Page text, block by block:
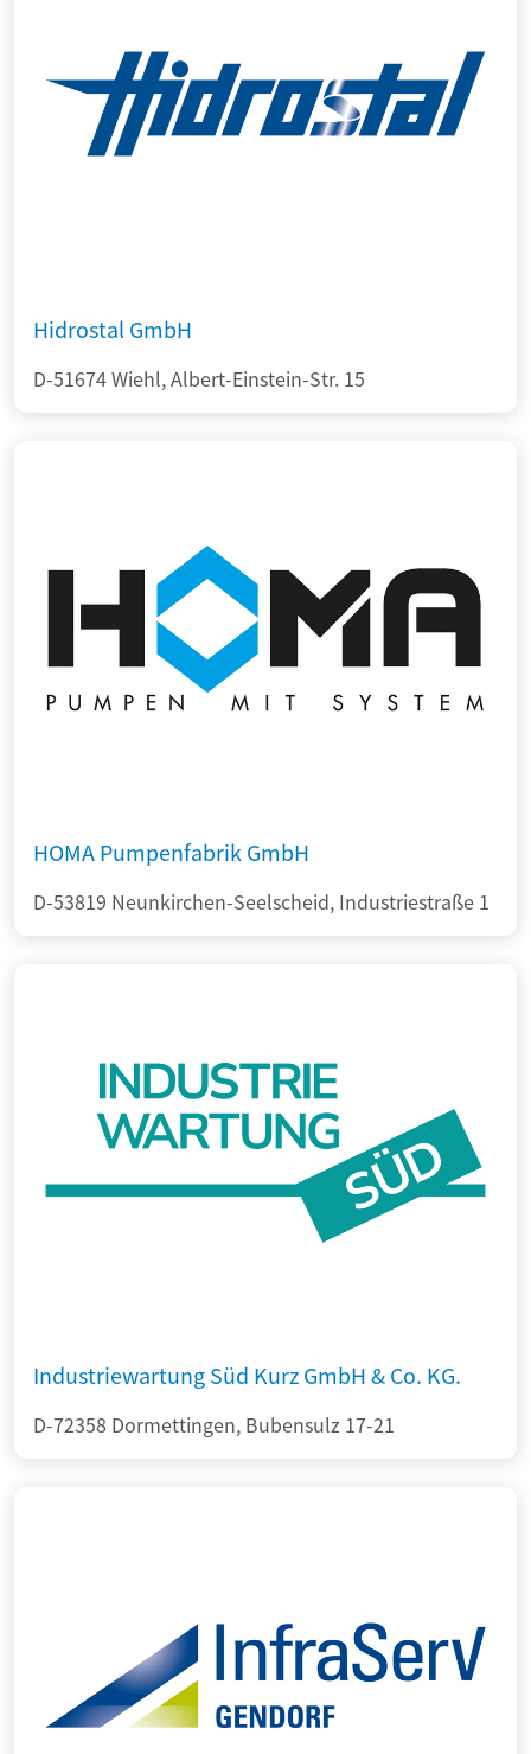
Hidrostal GmbH
D-51674 Wiehl, Albert-Einstein-Str. 15
HOMA Pumpenfabrik GmbH
D-53819 Neunkirchen-Seelscheid, Industriestraße 1
Industriewartung Süd Kurz GmbH & Co. KG.
D-72358 Dormettingen, Bubensulz 17-21